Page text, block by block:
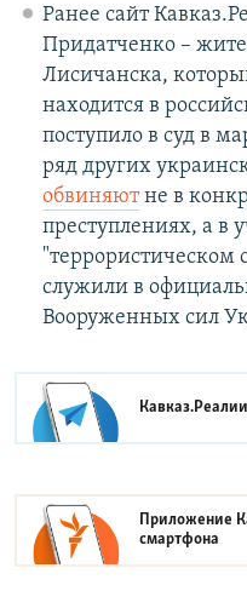
Ранее сайт
Придатченко –
Лисичанска,
находится в
поступило в суд в
ряд других
обвиняютне в
преступлениях, а в
"террористическом
служили в
Вооруженных сил
Приложение
смартфона